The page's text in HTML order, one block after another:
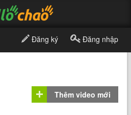
Đăng ký Đăng nhập
Thêm video mới